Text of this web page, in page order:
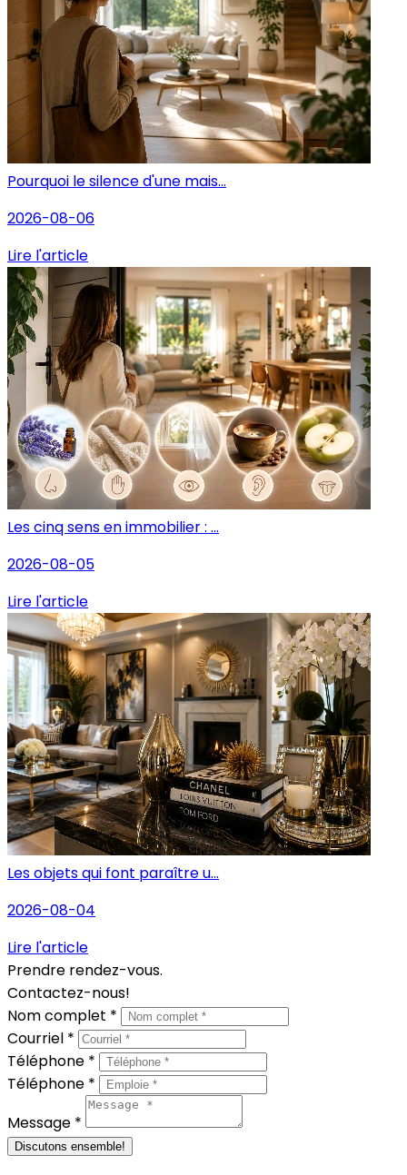
Pourquoi le silence d'une mais...
2026-08-06
Lire l'article
Les cinq sens en immobilier : ...
2026-08-05
Lire l'article
Les objets qui font paraître u...
2026-08-04
Lire l'article
Prendre rendez-vous.
Contactez-nous!
Nom complet *
Courriel *
Téléphone *
Téléphone *
Message *
Discutons ensemble!